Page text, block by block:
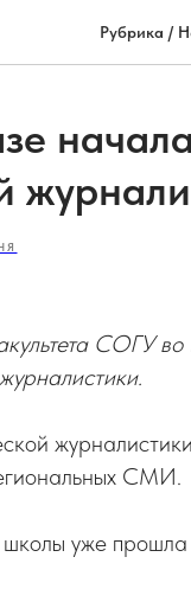
Рубрика /
СОГУ
СМИ.
школы уже